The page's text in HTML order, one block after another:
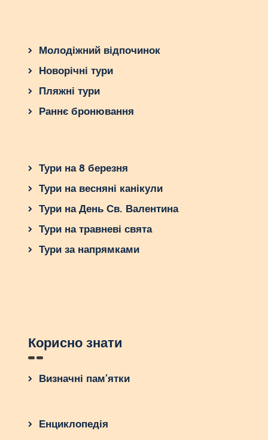
Молодіжний відпочинок
Новорічні тури
Пляжні тури
Раннє бронювання
Тури на 8 березня
Тури на весняні канікули
Тури на День Св. Валентина
Тури на травневі свята
Тури за напрямками
Корисно знати
Визначні пам’ятки
Енциклопедія